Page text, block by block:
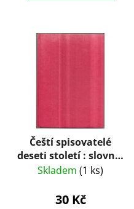
Čeští spisovatelé
deseti století : slovník
čes. spisovatelů od
počátku 20. století
Skladem (1 ks)
30 Kč